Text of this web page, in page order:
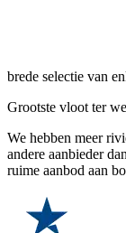
brede selectie van
Grootste vloot ter
We hebben meer
andere aanbieder
ruime aanbod aan